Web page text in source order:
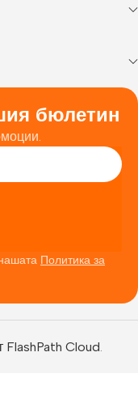
бюлетин
Политика за
FlashPath Cloud.